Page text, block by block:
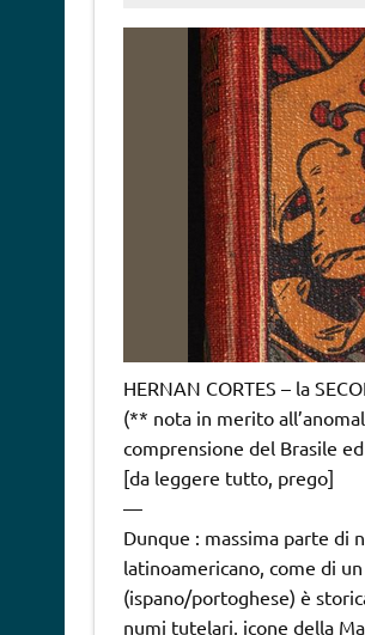
HERNAN CORTES – la
(** nota in merito
comprensione del Brasile
[da leggere tutto, prego]
—
Dunque : massima parte di
latinoamericano, come di
(ispano/portoghese) è
numi tutelari, icone della